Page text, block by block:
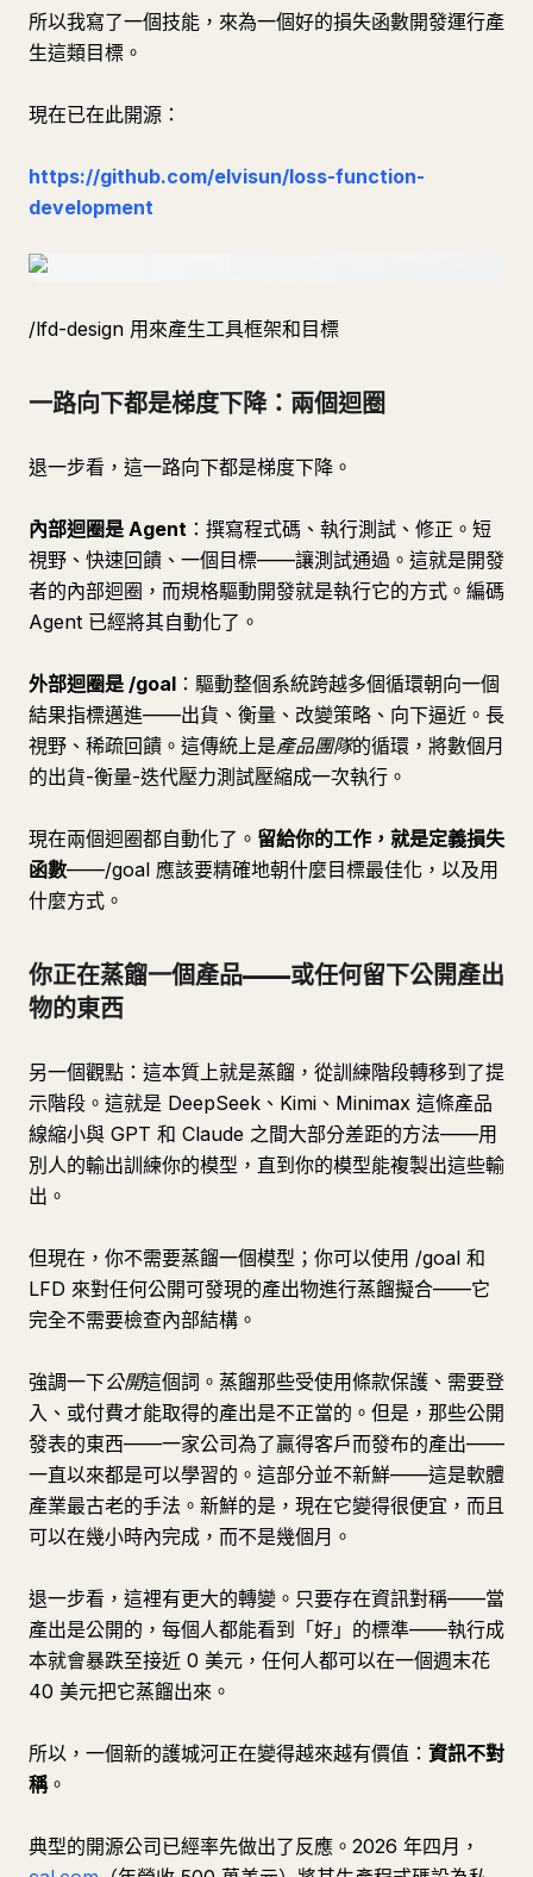
所以我寫了一個技能，來為一個好的損失函數開發運行產
生這類目標。
現在已在此開源：
https://github.com/elvisun/loss-function-
development
/lfd-design 用來產生工具框架和目標
一路向下都是梯度下降：兩個迴圈
退一步看，這一路向下都是梯度下降。
內部迴圈是 Agent ：撰寫程式碼、執行測試、修正。短
視野、快速回饋、一個目標——讓測試通過。這就是開發
者的內部迴圈，而規格驅動開發就是執行它的方式。編碼
Agent 已經將其自動化了。
外部迴圈是 /goal ：驅動整個系統跨越多個循環朝向一個
結果指標邁進——出貨、衡量、改變策略、向下逼近。長
視野、稀疏回饋。這傳統上是產品團隊的循環，將數個月
的出貨-衡量-迭代壓力測試壓縮成一次執行。
現在兩個迴圈都自動化了。 留給你的工作，就是定義損失
函數——/goal 應該要精確地朝什麼目標最佳化，以及用
什麼方式。
你正在蒸餾一個產品——或任何留下公開產出
物的東西
另一個觀點：這本質上就是蒸餾，從訓練階段轉移到了提
示階段。這就是 DeepSeek、Kimi、Minimax 這條產品
線縮小與 GPT 和 Claude 之間大部分差距的方法——用
別人的輸出訓練你的模型，直到你的模型能複製出這些輸
出。
但現在，你不需要蒸餾一個模型；你可以使用 /goal 和
LFD 來對任何公開可發現的產出物進行蒸餾擬合——它
完全不需要檢查內部結構。
強調一下公開這個詞。蒸餾那些受使用條款保護、需要登
入、或付費才能取得的產出是不正當的。但是，那些公開
發表的東西——一家公司為了贏得客戶而發布的產出——
一直以來都是可以學習的。這部分並不新鮮——這是軟體
產業最古老的手法。新鮮的是，現在它變得很便宜，而且
可以在幾小時內完成，而不是幾個月。
退一步看，這裡有更大的轉變。只要存在資訊對稱——當
產出是公開的，每個人都能看到「好」的標準——執行成
本就會暴跌至接近 0 美元，任何人都可以在一個週末花
40 美元把它蒸餾出來。
所以，一個新的護城河正在變得越來越有價值： 資訊不對
稱。
典型的開源公司已經率先做出了反應。2026 年四月，